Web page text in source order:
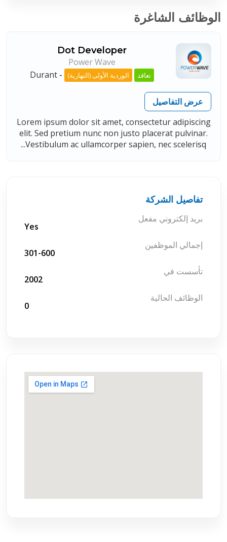
الوظائف الشاغرة
Dot Developer
Power Wave
تعاقد الوردية الأولى (النهارية) -
Durant
عرض التفاصيل
Lorem ipsum dolor sit amet, consectetur adipiscing
elit. Sed pretium nunc non justo placerat pulvinar.
Vestibulum ac ullamcorper sapien, nec scelerisq...
تفاصيل الشركة
بريد إلكتروني مفعل
Yes
إجمالي الموظفين
301-600
تأسست في
2002
الوظائف الحالية
0